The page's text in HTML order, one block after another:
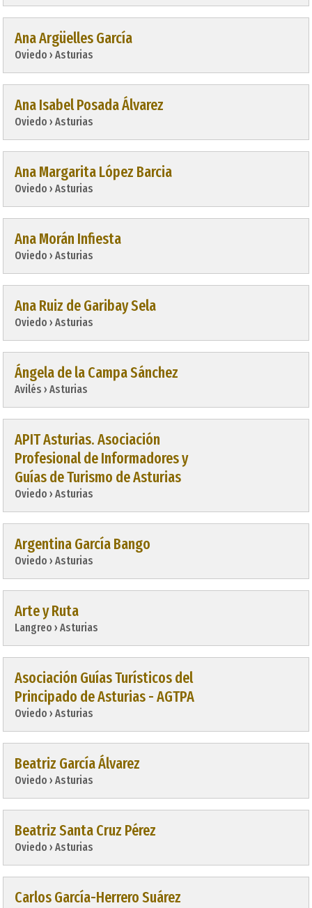
Ana Argüelles García
Oviedo › Asturias
Ana Isabel Posada Álvarez
Oviedo › Asturias
Ana Margarita López Barcia
Oviedo › Asturias
Ana Morán Infiesta
Oviedo › Asturias
Ana Ruiz de Garibay Sela
Oviedo › Asturias
Ángela de la Campa Sánchez
Avilés › Asturias
APIT Asturias. Asociación
Profesional de Informadores y
Guías de Turismo de Asturias
Oviedo › Asturias
Argentina García Bango
Oviedo › Asturias
Arte y Ruta
Langreo › Asturias
Asociación Guías Turísticos del
Principado de Asturias - AGTPA
Oviedo › Asturias
Beatriz García Álvarez
Oviedo › Asturias
Beatriz Santa Cruz Pérez
Oviedo › Asturias
Carlos García-Herrero Suárez